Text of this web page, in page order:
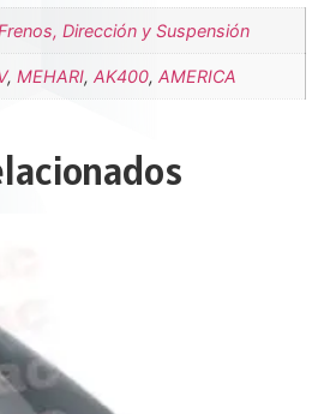
Dirección y Suspensión
, MEHARI, AK400, AMERICA